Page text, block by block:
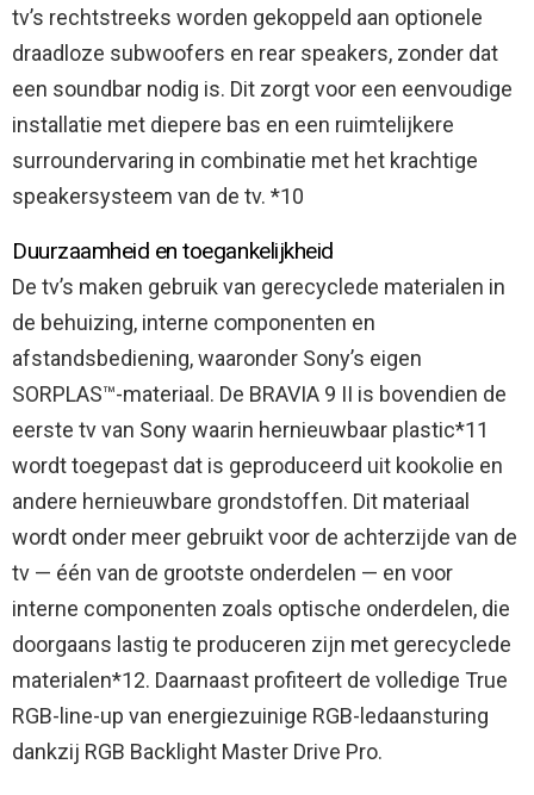
tv’s rechtstreeks worden gekoppeld aan optionele
draadloze subwoofers en rear speakers, zonder dat
een soundbar nodig is. Dit zorgt voor een eenvoudige
installatie met diepere bas en een ruimtelijkere
surroundervaring in combinatie met het krachtige
speakersysteem van de tv. *10
Duurzaamheid en toegankelijkheid
De tv’s maken gebruik van gerecyclede materialen in
de behuizing, interne componenten en
afstandsbediening, waaronder Sony’s eigen
SORPLAS™-materiaal. De BRAVIA 9 II is bovendien de
eerste tv van Sony waarin hernieuwbaar plastic*11
wordt toegepast dat is geproduceerd uit kookolie en
andere hernieuwbare grondstoffen. Dit materiaal
wordt onder meer gebruikt voor de achterzijde van de
tv — één van de grootste onderdelen — en voor
interne componenten zoals optische onderdelen, die
doorgaans lastig te produceren zijn met gerecyclede
materialen*12. Daarnaast profiteert de volledige True
RGB-line-up van energiezuinige RGB-ledaansturing
dankzij RGB Backlight Master Drive Pro.